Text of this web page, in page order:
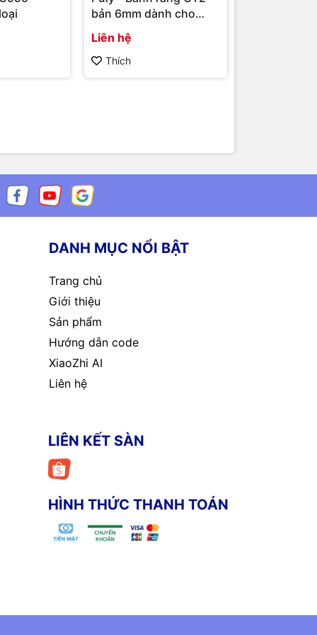
bản 6mm dành cho
máy in 3D, CNC
Liên hệ
Thích
DANH MỤC NỔI BẬT
Trang chủ
Giới thiệu
Sản phẩm
Hướng dẫn code
XiaoZhi AI
Liên hệ
LIÊN KẾT SÀN
HÌNH THỨC THANH TOÁN